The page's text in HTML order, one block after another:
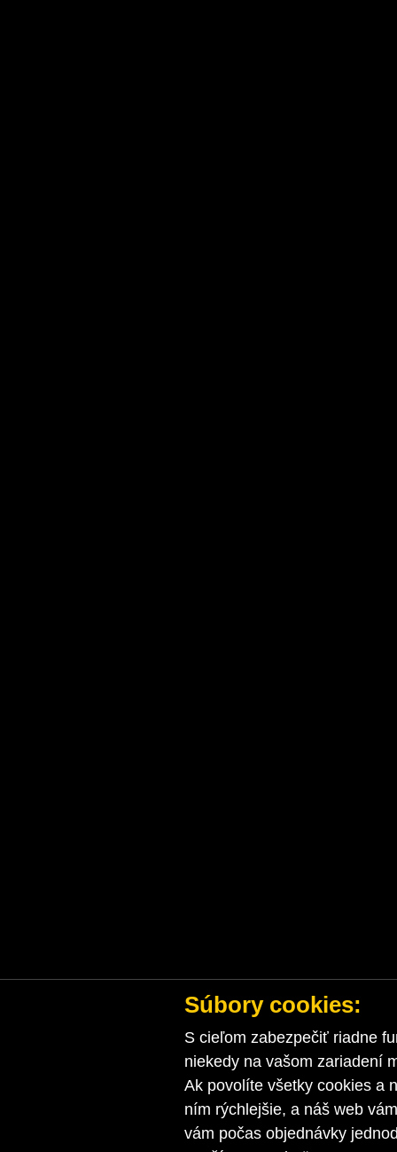
Súbory cookies:
S cieľom zabezpečiť riadne
niekedy na vašom zariadení
Ak povolíte všetky cookies a
ním rýchlejšie, a náš web
vám počas objednávky